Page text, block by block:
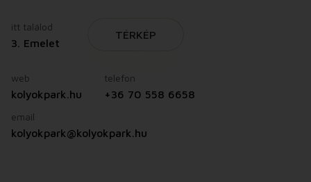
itt találod
3. Emelet
TÉRKÉP
web
kolyokpark.hu
telefon
+36 70 558 6658
email
kolyokpark@kolyokpark.hu